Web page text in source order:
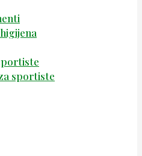
sportiste